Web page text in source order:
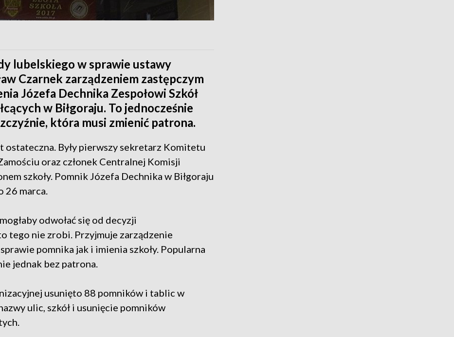
lubelskiego w sprawie ustawy
Czarnek zarządzeniem zastępczym
Józefa Dechnika Zespołowi Szkół
w Biłgoraju. To jednocześnie
która musi zmienić patrona.
Były pierwszy sekretarz Komitetu
oraz członek Centralnej Komisji
szkoły. Pomnik Józefa Dechnika w Biłgoraju
26 marca.
odwołać się od decyzji
tego nie zrobi. Przyjmuje zarządzenie
pomnika jak i imienia szkoły. Popularna
jednak bez patrona.
usunięto 88 pomników i tablic w
ulic, szkół i usunięcie pomników